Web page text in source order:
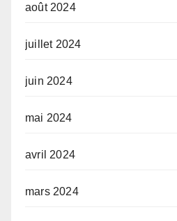
août 2024
juillet 2024
juin 2024
mai 2024
avril 2024
mars 2024